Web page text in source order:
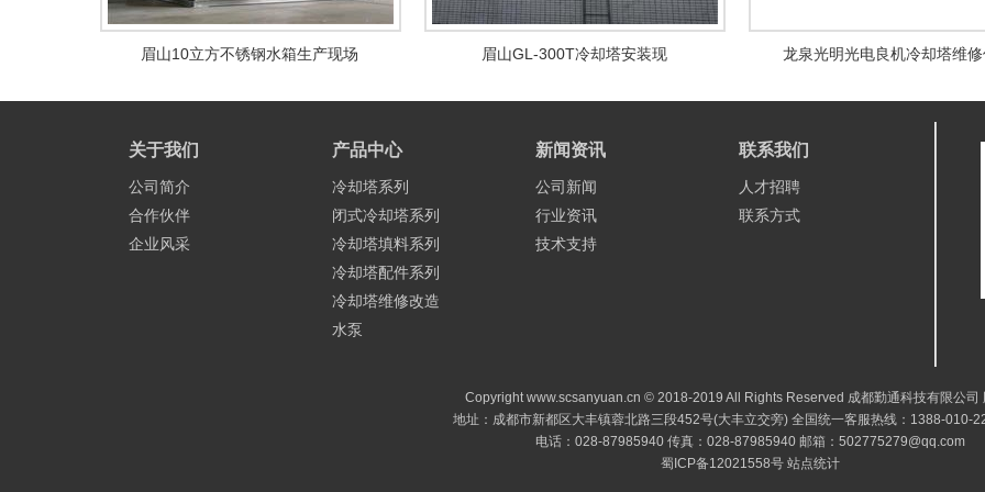
眉山10立方不锈钢水箱生产现场 眉山GL-300T冷却塔安装现 龙泉光明光电良机冷却塔维
关于我们
公司简介
合作伙伴
企业风采
产品中心
冷却塔系列
闭式冷却塔系列
冷却塔填料系列
冷却塔配件系列
冷却塔维修改造
水泵
新闻资讯
公司新闻
行业资讯
技术支持
联系我们
人才招聘
联系方式
Copyright www.scsanyuan.cn © 2018-2019 All Rights Reserved 成都勤通科技有限公司
地址：成都市新都区大丰镇蓉北路三段452号(大丰立交旁) 全国统一客服热线：1388-010-
电话：028-87985940 传真：028-87985940 邮箱：502775279@qq.com
蜀ICP备12021558号站点统计